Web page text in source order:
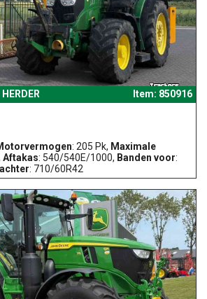
Item: 850916
: 205 Pk, Maximale
Aftakas: 540/540E/1000, Banden voor:
: 710/60R42